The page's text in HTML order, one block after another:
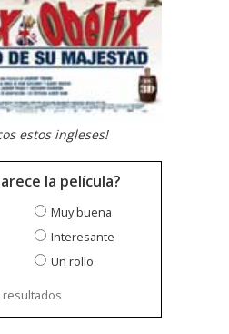
estos ingleses!
la película?
Muy buena
Interesante
Un rollo
resultados